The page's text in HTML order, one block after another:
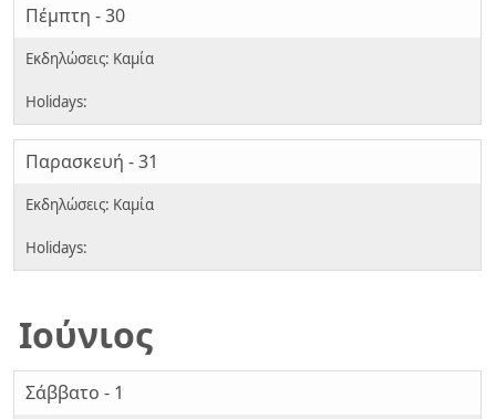
Πέμπτη - 30
Παρασκευή - 31
Ιούνιος
Σάββατο - 1